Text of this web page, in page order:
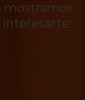
mostramos